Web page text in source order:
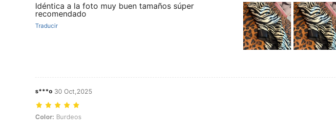
Idéntica a la foto muy buen tamaños súper
recomendado
Traducir
s***o 30 Oct,2025
Color: Burdeos
Color: Burdeos